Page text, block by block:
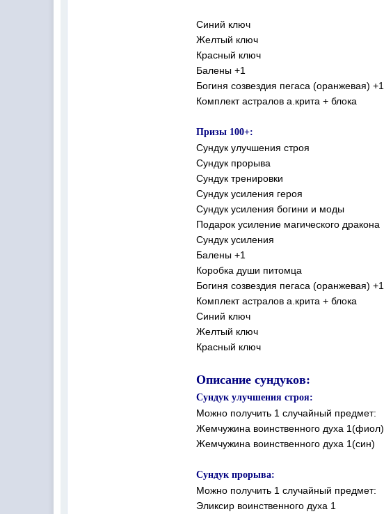
Синий ключ
Желтый ключ
Красный ключ
Балены +1
Богиня созвездия пегаса (оранжевая) +1
Комплект астралов а.крита + блока
Призы 100+:
Сундук улучшения строя
Сундук прорыва
Сундук тренировки
Сундук усиления героя
Сундук усиления богини и моды
Подарок усиление магического дракона
Сундук усиления
Балены +1
Коробка души питомца
Богиня созвездия пегаса (оранжевая) +1
Комплект астралов а.крита + блока
Синий ключ
Желтый ключ
Красный ключ
Описание сундуков:
Сундук улучшения строя:
Можно получить 1 случайный предмет:
Жемчужина воинственного духа 1(фиол)
Жемчужина воинственного духа 1(син)
Сундук прорыва:
Можно получить 1 случайный предмет:
Эликсир воинственного духа 1